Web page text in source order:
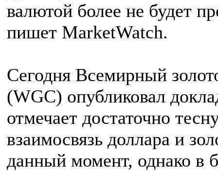
валютой более не будет
пишет MarketWatch.
Сегодня Всемирный
(WGC) опубликовал
отмечает достаточно
взаимосвязь доллара и
данный момент, однако в